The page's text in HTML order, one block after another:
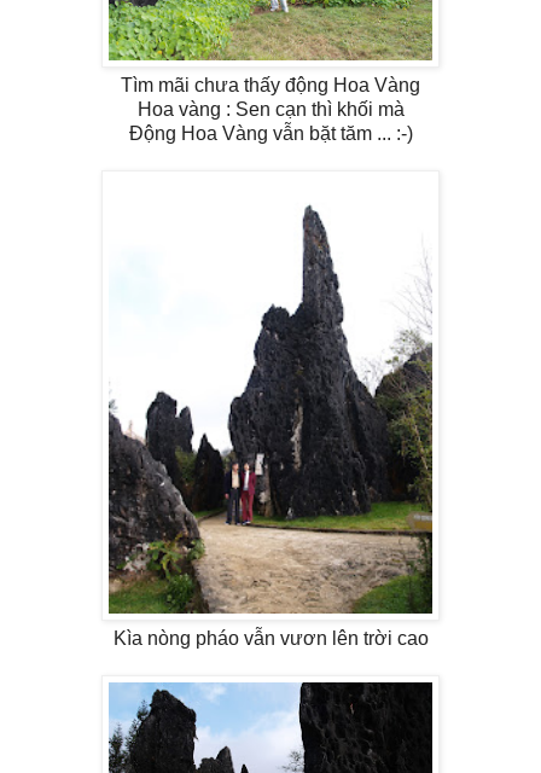
Tìm mãi chưa thấy động Hoa Vàng
Hoa vàng : Sen cạn thì khối mà
Động Hoa Vàng vẫn bặt tăm ... :-)
Kìa nòng pháo vẫn vươn lên trời cao